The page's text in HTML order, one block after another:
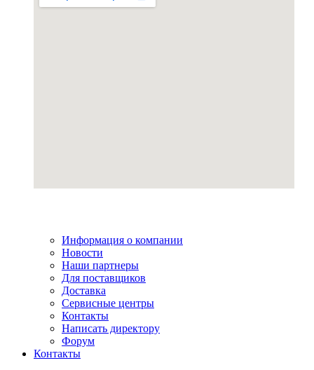
Информация о компании
Новости
Наши партнеры
Для поставщиков
Доставка
Сервисные центры
Контакты
Написать директору
Форум
Контакты